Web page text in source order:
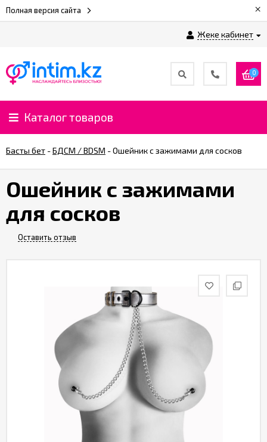
Полная версия сайта ×
Жеке кабинет
0
Каталог товаров
Басты бет -БДСМ / BDSM -Ошейник с зажимами для сосков
Ошейник с зажимами
для сосков
Оставить отзыв